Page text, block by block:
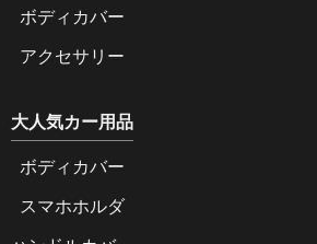
ボディカバー
アクセサリー
大人気カー用品
ボディカバー
スマホホルダ